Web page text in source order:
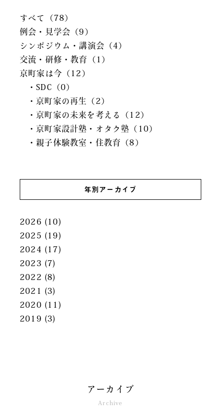
すべて（78）
例会・見学会（9）
シンポジウム・講演会（4）
交流・研修・教育（1）
京町家は今（12）
・SDC（0）
・京町家の再生（2）
・京町家の未来を考える（12）
・京町家設計塾・オタク塾（10）
・親子体験教室・住教育（8）
年別アーカイブ
2026 (10)
2025 (19)
2024 (17)
2023 (7)
2022 (8)
2021
(3)
2020 (11)
2019 (3)
アーカイブ
Archive